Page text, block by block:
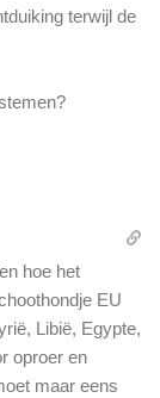
terwijl de
hoe het
EU
Libië, Egypte,
oproer en
maar eens